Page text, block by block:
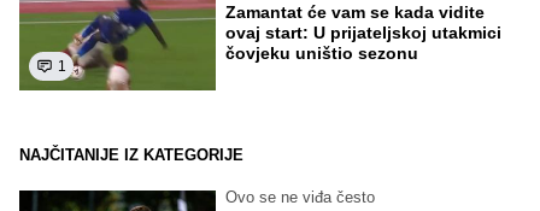
1
Zamantat će vam se kada vidite
ovaj start: U prijateljskoj utakmici
čovjeku uništio sezonu
NAJČITANIJE IZ KATEGORIJE
Ovo se ne viđa često